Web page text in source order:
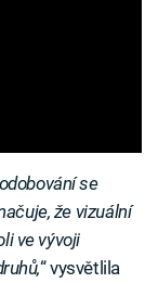
se
že vizuální
ve vývoji
“ vysvětlila